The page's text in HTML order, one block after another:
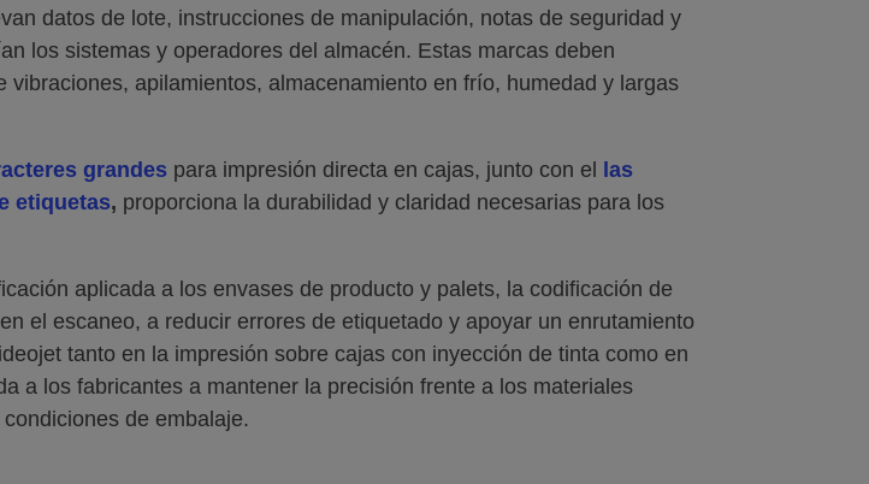
datos de lote, instrucciones de manipulación, notas de seguridad y
los sistemas y operadores del almacén. Estas marcas deben
vibraciones, apilamientos, almacenamiento en frío, humedad y largas
grandes para impresión directa en cajas, junto con el las
etiquetas, proporciona la durabilidad y claridad necesarias para los
aplicada a los envases de producto y palets, la codificación de
el escaneo, a reducir errores de etiquetado y apoyar un enrutamiento
tanto en la impresión sobre cajas con inyección de tinta como en
a los fabricantes a mantener la precisión frente a los materiales
de embalaje.